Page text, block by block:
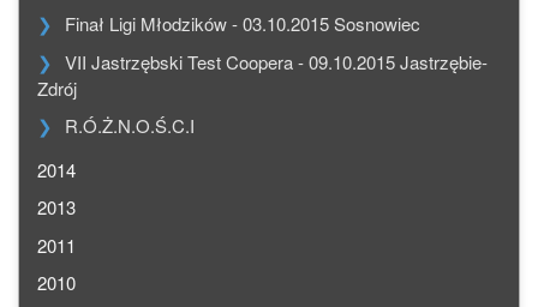
Finał Ligi Młodzików - 03.10.2015 Sosnowiec
VII Jastrzębski Test Coopera - 09.10.2015 Jastrzębie-
Zdrój
R.Ó.Ż.N.O.Ś.C.I
2014
2013
2011
2010